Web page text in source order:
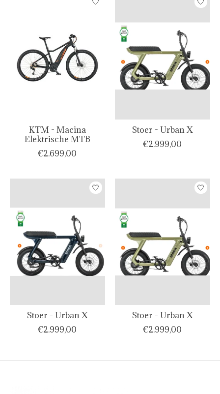
KTM - Macina
Elektrische MTB
€2.699,00
Stoer - Urban X
€2.999,00
Stoer - Urban X
€2.999,00
Stoer - Urban X
€2.999,00